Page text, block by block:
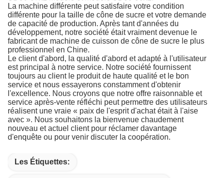
La machine différente peut satisfaire votre condition
différente pour la taille de cône de sucre et votre demande
de capacité de production. Après tant d'années du
développement, notre société était vraiment devenue le
fabricant de machine de cuisson de cône de sucre le plus
professionnel en Chine.
Le client d'abord, la qualité d'abord et adapté à l'utilisateur
est principal à notre service. Notre société fournissent
toujours au client le produit de haute qualité et le bon
service et nous essayerons constamment d'obtenir
l'excellence. Nous croyons que notre offre raisonnable et
service après-vente réfléchi peut permettre des utilisateurs
réalisent une vraie « paix de l'esprit d'achat était à l'aise
avec ». Nous souhaitons la bienvenue chaudement
nouveau et actuel client pour réclamer davantage
d'enquête ou pour venir discuter la coopération.
Les Étiquettes: